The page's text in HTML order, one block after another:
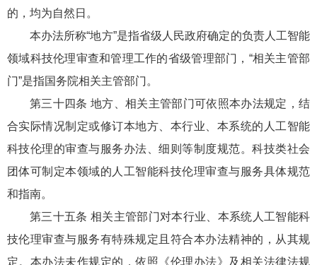
的，均为自然日。
本办法所称“地方”是指省级人民政府确定的负责人工智能
领域科技伦理审查和管理工作的省级管理部门，“相关主管部
门”是指国务院相关主管部门。
第三十四条 地方、相关主管部门可依照本办法规定，结
合实际情况制定或修订本地方、本行业、本系统的人工智能
科技伦理的审查与服务办法、细则等制度规范。科技类社会
团体可制定本领域的人工智能科技伦理审查与服务具体规范
和指南。
第三十五条 相关主管部门对本行业、本系统人工智能科
技伦理审查与服务有特殊规定且符合本办法精神的，从其规
定。本办法未作规定的，依照《伦理办法》及相关法律法规